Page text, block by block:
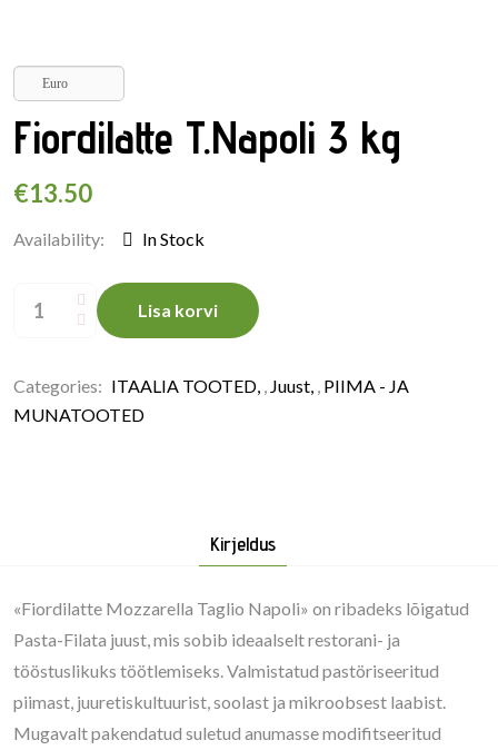
Euro
Fiordilatte T.Napoli 3 kg
€13.50
Availability: In Stock
T.Napoli
Lisa korvi
Categories: ITAALIA TOOTED , Juust , PIIMA - JA
MUNATOOTED
Kirjeldus
«Fiordilatte Mozzarella Taglio Napoli» on ribadeks lõigatud
Pasta-Filata juust, mis sobib ideaalselt restorani- ja
tööstuslikuks töötlemiseks. Valmistatud pastöriseeritud
piimast, juuretiskultuurist, soolast ja mikroobsest laabist.
Mugavalt pakendatud suletud anumasse modifitseeritud